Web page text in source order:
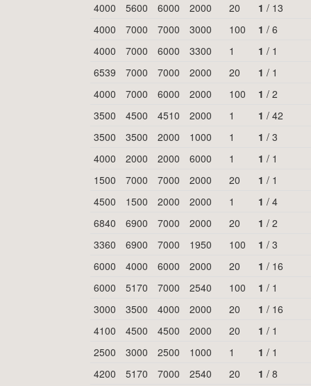
4000
5600 6000 2000 20 1 / 13
4000
7000 7000 3000 100 1 / 6
4000
7000 6000 3300 1 1 / 1
6539
7000 7000 2000 20 1 / 1
4000
7000 6000 2000 100 1 / 2
3500
4500 4510 2000 1 1 / 42
3500
3500 2000 1000 1 1 / 3
4000
2000 2000 6000 1 1 / 1
1500
7000 7000 2000 20 1 / 1
4500
1500 2000 2000 1 1 / 4
6840
6900 7000 2000 20 1 / 2
3360
6900 7000 1950 100 1 / 3
6000
4000 6000 2000 20 1 / 16
6000
5170 7000 2540 100 1 / 1
3000
3500 4000 2000 20 1 / 16
4100
4500 4500 2000 20 1 / 1
2500
3000 2500 1000 1 1 / 1
4200
5170 7000 2540 20 1 / 8